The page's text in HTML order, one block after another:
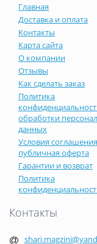
Главная
Доставка и оплата
Контакты
Карта сайта
О компании
Отзывы
Как сделать заказ
Политика
обработки
данных
Условия
публичная оферта
Гарантии и возврат
Политика
Контакты